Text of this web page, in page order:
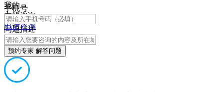
我的
在线咨询
电话咨询
手机号
问题描述
预约专家 解答问题